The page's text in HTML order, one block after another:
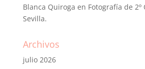
Blanca Quiroga en Fotografía de
Sevilla.
Archivos
julio 2026